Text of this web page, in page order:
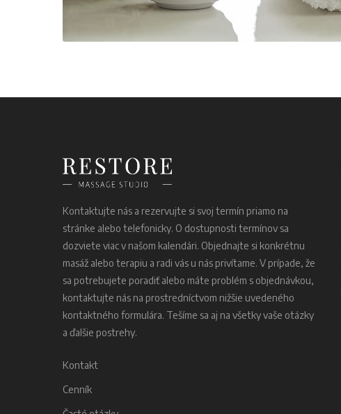
Kontaktujte nás a rezervujte si svoj termín priamo na
stránke alebo telefonicky. O dostupnosti termínov sa
dozviete viac v našom kalendári. Objednajte si konkrétnu
masáž alebo terapiu a radi vás u nás privítame. V prípade, že
sa potrebujete poradiť alebo máte problém s objednávkou,
kontaktujte nás na prostredníctvom nižšie uvedeného
kontaktného formulára. Tešíme sa aj na všetky vaše otázky
a ďalšie postrehy.
Kontakt
Cenník